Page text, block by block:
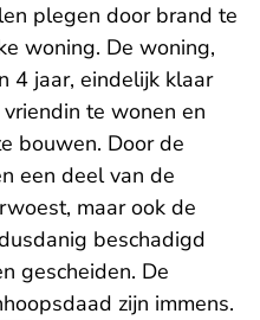
plegen door brand te
woning. De woning,
4 jaar, eindelijk klaar
te wonen en
bouwen. Door de
een deel van de
maar ook de
beschadigd
gescheiden. De
zijn immens.